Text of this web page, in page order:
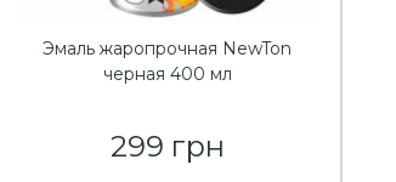
Эмаль жаропрочная NewTon
черная 400 мл
299 грн